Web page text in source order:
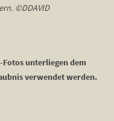
©DDAVID
Fotos unterliegen dem
verwendet werden.